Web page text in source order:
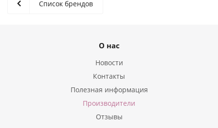
Список брендов
О нас
Новости
Контакты
Полезная информация
Производители
Отзывы